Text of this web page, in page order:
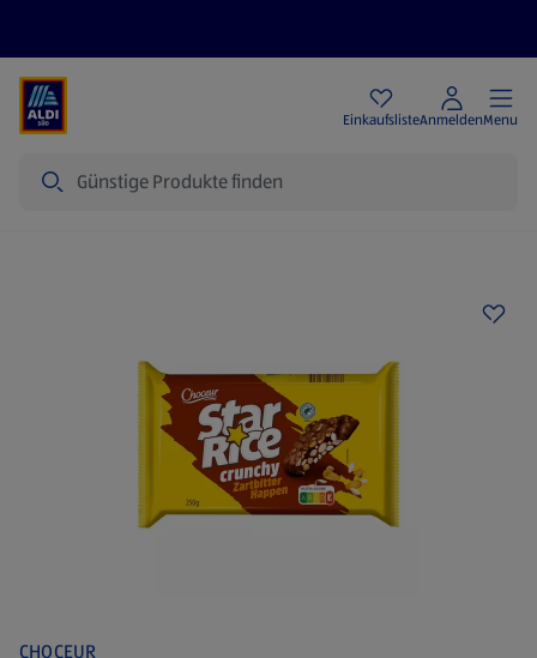
EinkaufslisteAnmeldenMenu
CHOCEUR